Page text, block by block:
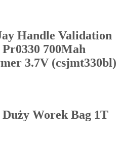
Handle Validation
700Mah
3.7V (csjmt330bl)
Worek Bag 1T